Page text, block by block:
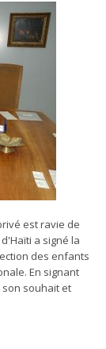
est ravie de
a signé la
des enfants
En signant
souhait et